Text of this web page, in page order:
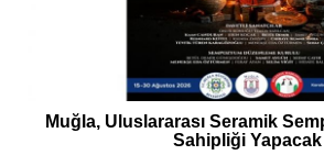
Muğla, Uluslararası Seramik
Sahipliği Yapacak